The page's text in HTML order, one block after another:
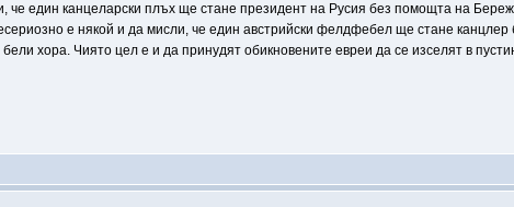
че един канцеларски плъх ще стане президент на Русия без помощта на
е някой и да мисли, че един австрийски фелдфебел ще стане
хора. Чиято цел е и да принудят обикновените евреи да се изселят в